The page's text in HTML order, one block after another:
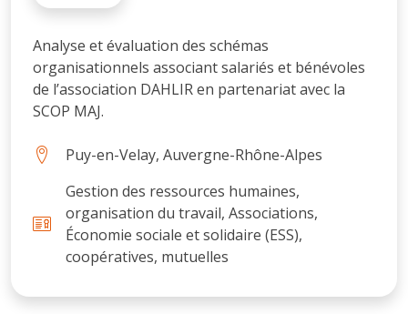
Analyse et évaluation des schémas
organisationnels associant salariés et bénévoles
de l’association DAHLIR en partenariat avec la
SCOP MAJ.
Puy-en-Velay, Auvergne-Rhône-Alpes
Gestion des ressources humaines,
organisation du travail, Associations,
Économie sociale et solidaire (ESS),
coopératives, mutuelles